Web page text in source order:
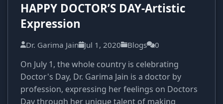
HAPPY DOCTOR’S DAY-Artistic
Expression
Dr. Garima Jain Jul 1, 2020 Blogs 0
On July 1, the whole country is celebrating
Doctor's Day, Dr. Garima Jain is a doctor by
profession, expressing her feelings on Doctors
Day through her unique talent of making